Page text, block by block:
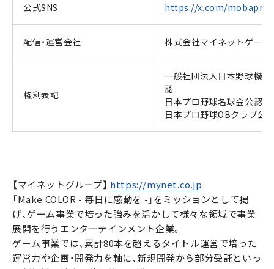
公式SNS https://x.com/mobapro2
配信・運営会社 株式会社マイネットゲーム
権利表記
一般社団法人日本野球機構
認
日本プロ野球名球会公認
日本プロ野球OBクラブ公
【マイネットグループ】 https://mynet.co.jp
「Make COLOR - 毎日に感動を -」をミッションとして掲
げ、ゲーム事業で培った強みを活かして様々な領域で事業
展開を行うエンターテインメント企業。
ゲーム事業では、累計80本を超えるタイトル運営で培った
運営力や企画・開発力を軸に、新規開発から部分受託といっ